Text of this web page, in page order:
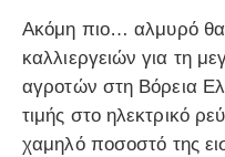
Ακόμη πιο… αλμυρό θα
καλλιεργειών για τη
αγροτών στη Βόρεια
τιμής στο ηλεκτρικό
χαμηλό ποσοστό της